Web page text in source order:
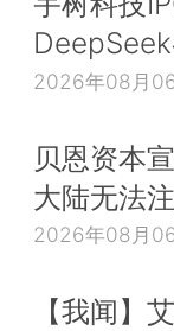
2026年08月
贝恩资本
大陆无法
2026年08月
【我闻】